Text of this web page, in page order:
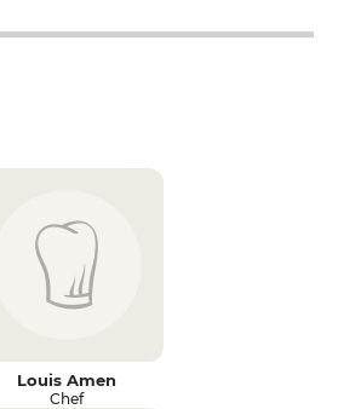
Louis Amen
Chef